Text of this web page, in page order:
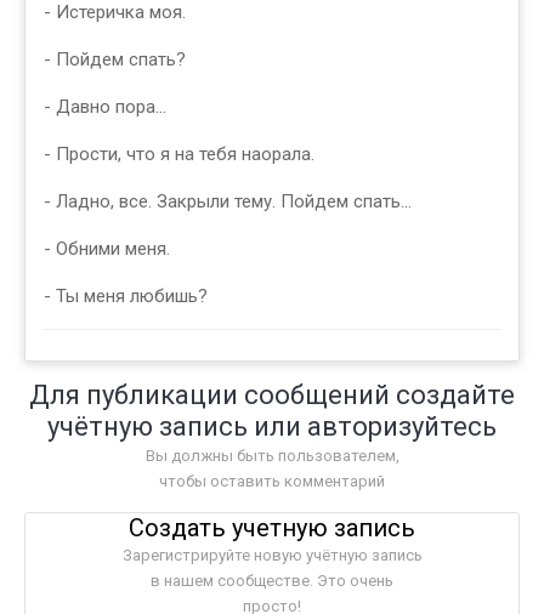
- Истеричка моя.
- Пойдем спать?
- Давно пора…
- Прости, что я на тебя наорала.
- Ладно, все. Закрыли тему. Пойдем спать...
- Обними меня.
- Ты меня любишь?
Для публикации сообщений создайте
учётную запись или авторизуйтесь
Вы должны быть пользователем,
чтобы оставить комментарий
Создать учетную запись
Зарегистрируйте новую учётную запись
в нашем сообществе. Это очень
просто!